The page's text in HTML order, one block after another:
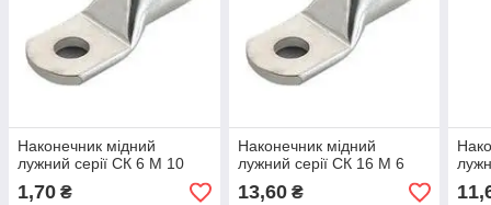
Наконечник мідний
лужний серії СК 6 М 10
1,70 ₴
Наконечник мідний
лужний серії СК 16 М 6
13,60₴